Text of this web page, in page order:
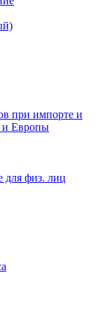
при импорте и
и Европы
для физ. лиц